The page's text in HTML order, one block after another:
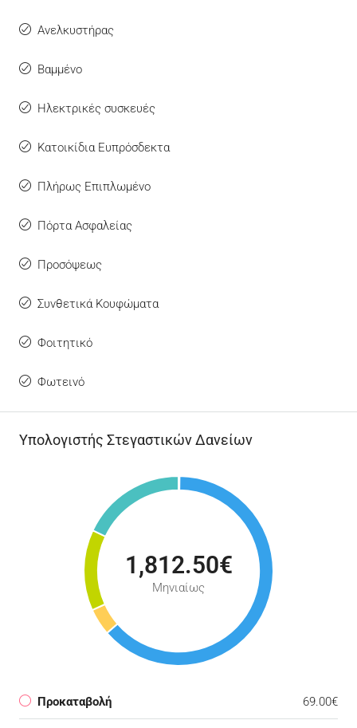
Ανελκυστήρας
Βαμμένο
Ηλεκτρικές συσκευές
Κατοικίδια Ευπρόσδεκτα
Πλήρως Επιπλωμένο
Πόρτα Ασφαλείας
Προσόψεως
Συνθετικά Κουφώματα
Φοιτητικό
Φωτεινό
Υπολογιστής Στεγαστικών Δανείων
1,812.50€
Μηνιαίως
Προκαταβολή 69.00€